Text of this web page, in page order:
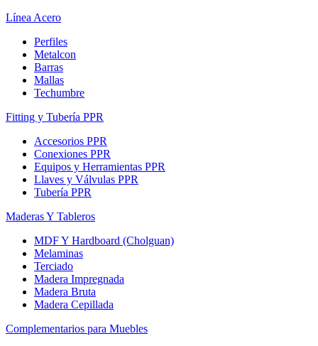
Línea Acero
Perfiles
Metalcon
Barras
Mallas
Techumbre
Fitting y Tubería PPR
Accesorios PPR
Conexiones PPR
Equipos y Herramientas PPR
Llaves y Válvulas PPR
Tubería PPR
Maderas Y Tableros
MDF Y Hardboard (Cholguan)
Melaminas
Terciado
Madera Impregnada
Madera Bruta
Madera Cepillada
Complementarios para Muebles